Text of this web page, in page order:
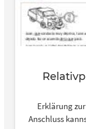
Erklärung
Anschluss